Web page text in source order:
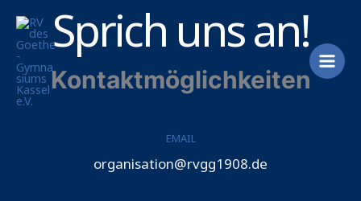
Inhalt
springen Sprich uns an!
Kontaktmöglichkeiten
EMAIL
organisation@rvgg1908.de